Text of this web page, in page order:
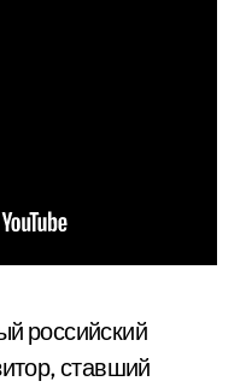
российский
ставший